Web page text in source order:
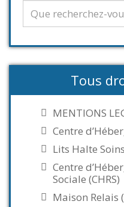
Tous
MENTIONS
Centre
Lits Halte
Centre
Sociale (CHRS)
Maison Relais